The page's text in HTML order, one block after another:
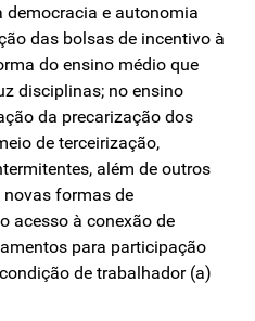
democracia e autonomia
das bolsas de incentivo à
do ensino médio que
disciplinas; no ensino
da precarização dos
de terceirização,
além de outros
formas de
acesso à conexão de
para participação
de trabalhador (a)